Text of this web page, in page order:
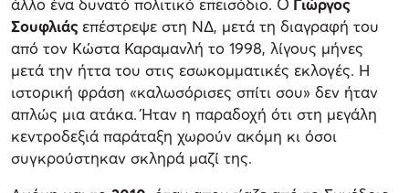
άλλο ένα δυνατό πολιτικό επεισόδιο. Ο Γιώργος
Σουφλιάς επέστρεψε στη ΝΔ, μετά τη διαγραφή του
από τον Κώστα Καραμανλή το 1998, λίγους μήνες
μετά την ήττα του στις εσωκομματικές εκλογές. Η
ιστορική φράση «καλωσόρισες σπίτι σου» δεν ήταν
απλώς μια ατάκα. Ήταν η παραδοχή ότι στη μεγάλη
κεντροδεξιά παράταξη χωρούν ακόμη κι όσοι
συγκρούστηκαν σκληρά μαζί της.